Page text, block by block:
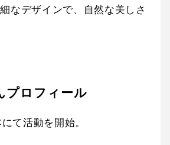
なデザインで、自然な美しさ
プロフィール
て活動を開始。